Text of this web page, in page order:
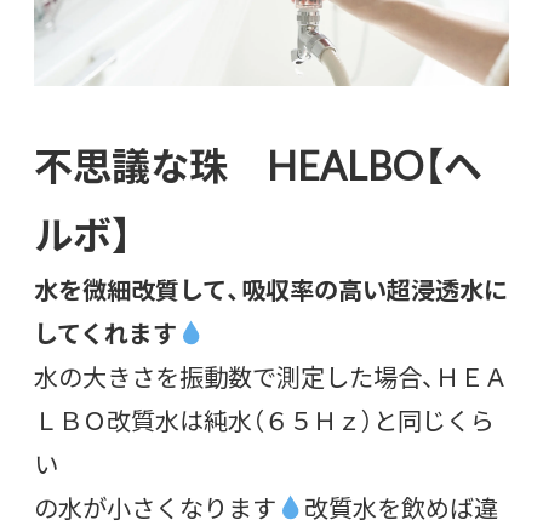
不思議な珠 HEALBO【ヘ
ルボ】
水を微細改質して、吸収率の高い超浸透水に
してくれます
水の大きさを振動数で測定した場合、ＨＥＡ
ＬＢＯ改質水は純水（６５Ｈｚ）と同じくら
い
の水が小さくなります
改質水を飲めば違